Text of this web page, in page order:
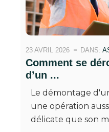
23 AVRIL 2026 DANS:
Comment se
d’un ...
Le démontage
une opération
délicate que son